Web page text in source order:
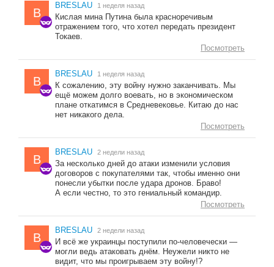
B
BRESLAU 1 неделя назад
Кислая мина Путина была красноречивым
отражением того, что хотел передать президент
Токаев.
Посмотреть
B
BRESLAU 1 неделя назад
К сожалению, эту войну нужно заканчивать. Мы
ещё можем долго воевать, но в экономическом
плане откатимся в Средневековье. Китаю до нас
нет никакого дела.
Посмотреть
B
BRESLAU 2 недели назад
За несколько дней до атаки изменили условия
договоров с покупателями так, чтобы именно они
понесли убытки после удара дронов. Браво!
А если честно, то это гениальный командир.
Посмотреть
B
BRESLAU 2 недели назад
И всё же украинцы поступили по-человечески —
могли ведь атаковать днём. Неужели никто не
видит, что мы проигрываем эту войну!?